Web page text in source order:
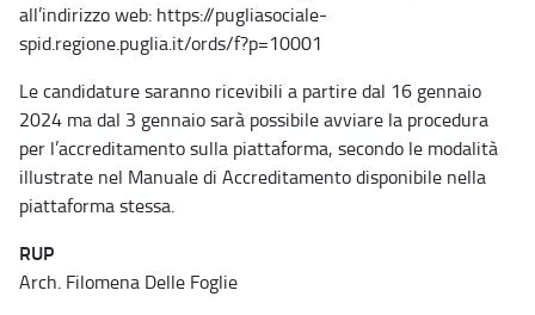
all’indirizzo web: https://pugliasociale-
spid.regione.puglia.it/ords/f?p=10001
Le candidature saranno ricevibili a partire dal 16 gennaio
2024 ma dal 3 gennaio sarà possibile avviare la procedura
per l’accreditamento sulla piattaforma, secondo le modalità
illustrate nel Manuale di Accreditamento disponibile nella
piattaforma stessa.
RUP
Arch. Filomena Delle Foglie